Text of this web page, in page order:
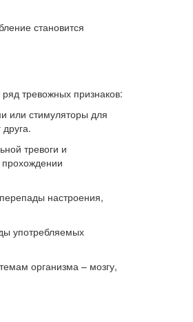
становится
тревожных признаков:
или стимуляторы для
тревоги и
настроения,
употребляемых
организма – мозгу,